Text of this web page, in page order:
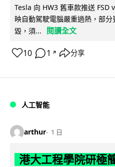
Tesla 向 HW3 舊車款推送 FSD
映自動駕駛電腦嚴重過熱，部
毀，須...
閱讀全文
10 1 ↗ 分享
人工智能
arthur 1 日
港大工程學院研極